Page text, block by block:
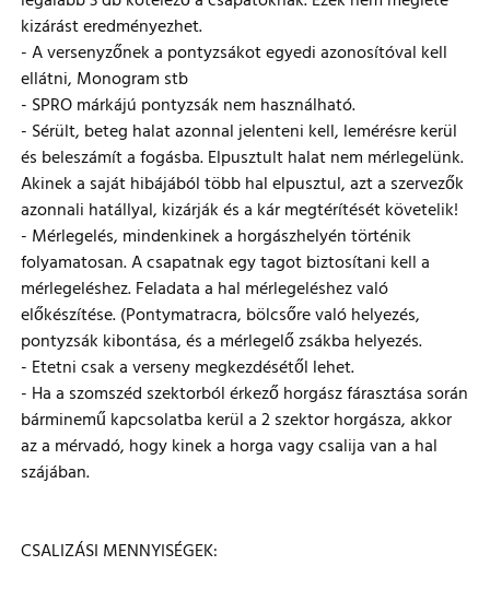
kizárást eredményezhet.
- A versenyzőnek a pontyzsákot egyedi azonosítóval kell
ellátni, Monogram stb
- SPRO márkájú pontyzsák nem használható.
- Sérült, beteg halat azonnal jelenteni kell, lemérésre kerül
és beleszámít a fogásba. Elpusztult halat nem mérlegelünk.
Akinek a saját hibájából több hal elpusztul, azt a szervezők
azonnali hatállyal, kizárják és a kár megtérítését követelik!
- Mérlegelés, mindenkinek a horgászhelyén történik
folyamatosan. A csapatnak egy tagot biztosítani kell a
mérlegeléshez. Feladata a hal mérlegeléshez való
előkészítése. (Pontymatracra, bölcsőre való helyezés,
pontyzsák kibontása, és a mérlegelő zsákba helyezés.
- Etetni csak a verseny megkezdésétől lehet.
- Ha a szomszéd szektorból érkező horgász fárasztása során
bárminemű kapcsolatba kerül a 2 szektor horgásza, akkor
az a mérvadó, hogy kinek a horga vagy csalija van a hal
szájában.
CSALIZÁSI MENNYISÉGEK: